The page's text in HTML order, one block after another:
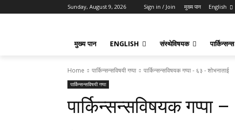
Sunday, August 9, 2026 Sign in / Join मुख्य पान English
मुख्य पान ENGLISH संस्थेविषयक पार्किन्सन्स
Home पार्किन्सन्सविषयी गप्पा पार्किन्सन्सविषयक गप्पा - ६३ - शोभनाताई
पार्किन्सन्सविषयी गप्पा
पार्किन्सन्सविषयक गप्पा